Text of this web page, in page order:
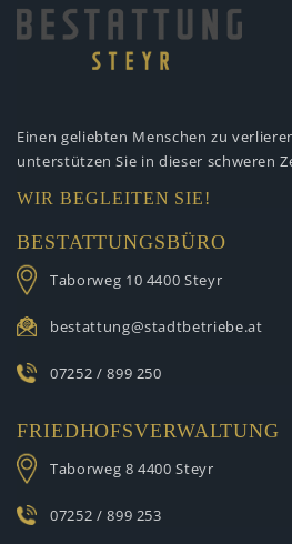
Einen geliebten Menschen zu
unterstützen Sie in dieser schweren
WIR BEGLEITEN SIE!
BESTATTUNGSBÜRO
Taborweg 10 4400 Steyr
bestattung@stadtbetriebe.at
07252 / 899 250
FRIEDHOFSVERWALTUNG
Taborweg 8 4400 Steyr
07252 / 899 253